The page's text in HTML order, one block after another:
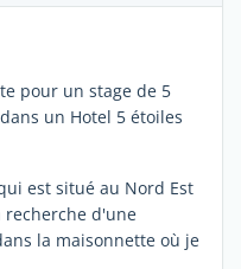
pour un stage de 5
un Hotel 5 étoiles
est situé au Nord Est
recherche d'une
la maisonnette où je